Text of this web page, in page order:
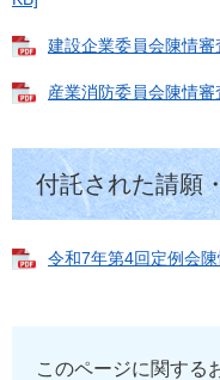
建設企業委員会陳情
産業消防委員会陳情
付託された請願
令和7年第4回定例会
このページに関する